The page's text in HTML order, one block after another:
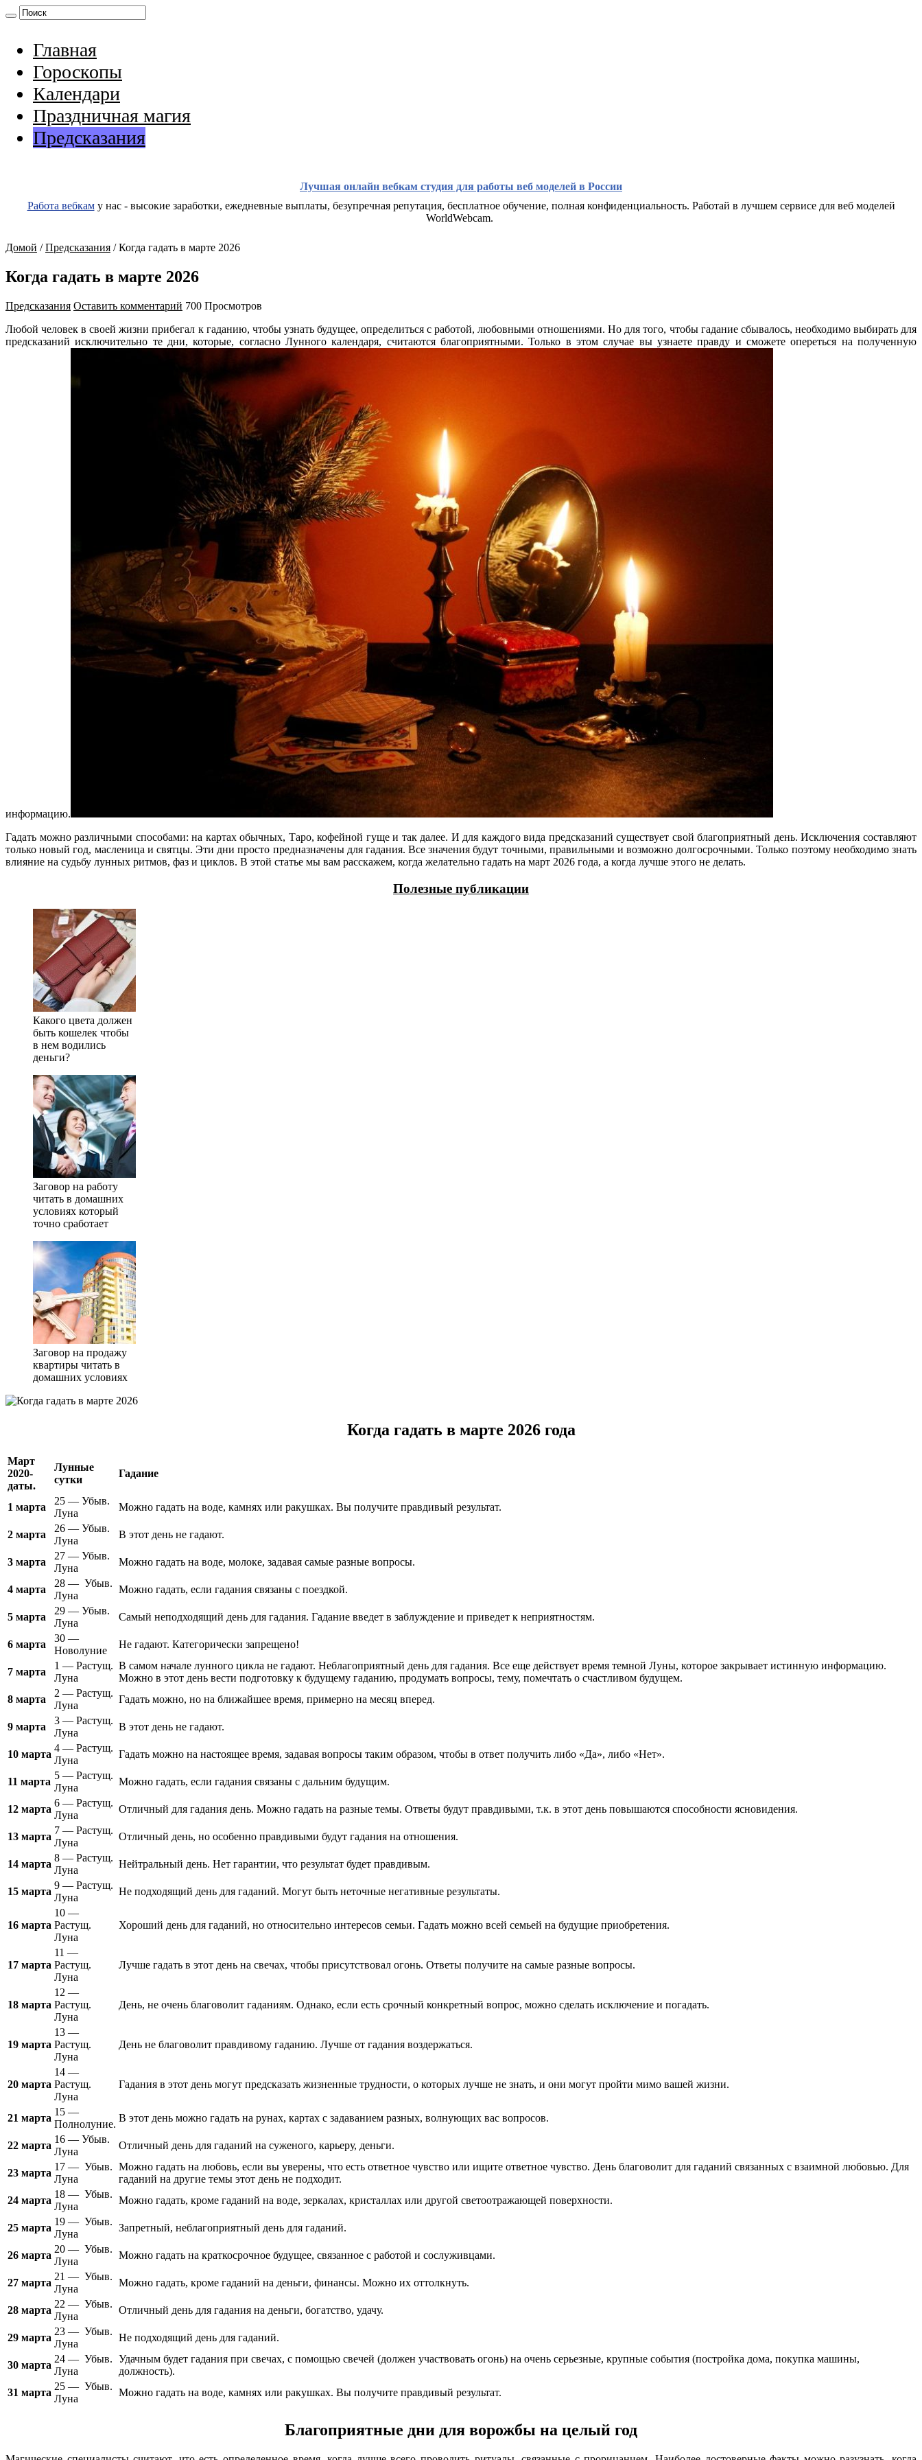
Главная
Гороскопы
Календари
Праздничная магия
Предсказания
Лучшая онлайн вебкам студия для работы веб моделей в России
Работа вебкаму нас - высокие заработки, ежедневные выплаты, безупречная репутация, бесплатное обучение, полная конфиденциальность. Работай в лучшем сервисе для веб моделей
WorldWebcam.
Домой / Предсказания / Когда гадать в марте 2026
Когда гадать в марте 2026
Предсказания Оставить комментарий 700 Просмотров
Любой человек в своей жизни прибегал к гаданию, чтобы узнать будущее, определиться с работой, любовными отношениями. Но для того, чтобы гадание сбывалось, необходимо выбирать для
предсказаний исключительно те дни, которые, согласно Лунного календаря, считаются благоприятными. Только в этом случае вы узнаете правду и сможете опереться на полученную
информацию.
Гадать можно различными способами: на картах обычных, Таро, кофейной гуще и так далее. И для каждого вида предсказаний существует свой благоприятный день. Исключения составляют
только новый год, масленица и святцы. Эти дни просто предназначены для гадания. Все значения будут точными, правильными и возможно долгосрочными. Только поэтому необходимо знать
влияние на судьбу лунных ритмов, фаз и циклов. В этой статье мы вам расскажем, когда желательно гадать на март 2026 года, а когда лучше этого не делать.
Полезные публикации
Какого цвета должен
быть кошелек чтобы
в нем водились
деньги?
Заговор на работу
читать в домашних
условиях который
точно сработает
Заговор на продажу
квартиры читать в
домашних условиях
Когда гадать в марте 2026 года
Март
2020-
даты.
Лунные
сутки
Гадание
1 марта
25 — Убыв.
Луна
Можно гадать на воде, камнях или ракушках. Вы получите правдивый результат.
2 марта
26 — Убыв.
Луна
В этот день не гадают.
3 марта
27 — Убыв.
Луна
Можно гадать на воде, молоке, задавая самые разные вопросы.
4 марта
28 — Убыв.
Луна
Можно гадать, если гадания связаны с поездкой.
5 марта
29 — Убыв.
Луна
Самый неподходящий день для гадания. Гадание введет в заблуждение и приведет к неприятностям.
6 марта
30 —
Новолуние
Не гадают. Категорически запрещено!
7 марта
1 — Растущ.
Луна
В самом начале лунного цикла не гадают. Неблагоприятный день для гадания. Все еще действует время темной Луны, которое закрывает истинную информацию.
Можно в этот день вести подготовку к будущему гаданию, продумать вопросы, тему, помечтать о счастливом будущем.
8 марта
2 — Растущ.
Луна
Гадать можно, но на ближайшее время, примерно на месяц вперед.
9 марта
3 — Растущ.
Луна
В этот день не гадают.
10 марта
4 — Растущ.
Луна
Гадать можно на настоящее время, задавая вопросы таким образом, чтобы в ответ получить либо «Да», либо «Нет».
11 марта
5 — Растущ.
Луна
Можно гадать, если гадания связаны с дальним будущим.
12 марта
6 — Растущ.
Луна
Отличный для гадания день. Можно гадать на разные темы. Ответы будут правдивыми, т.к. в этот день повышаются способности ясновидения.
13 марта
7 — Растущ.
Луна
Отличный день, но особенно правдивыми будут гадания на отношения.
14 марта
8 — Растущ.
Луна
Нейтральный день. Нет гарантии, что результат будет правдивым.
15 марта
9 — Растущ.
Луна
Не подходящий день для гаданий. Могут быть неточные негативные результаты.
16 марта
10 —
Растущ.
Луна
Хороший день для гаданий, но относительно интересов семьи. Гадать можно всей семьей на будущие приобретения.
17 марта
11 —
Растущ.
Луна
Лучше гадать в этот день на свечах, чтобы присутствовал огонь. Ответы получите на самые разные вопросы.
18 марта
12 —
Растущ.
Луна
День, не очень благоволит гаданиям. Однако, если есть срочный конкретный вопрос, можно сделать исключение и погадать.
19 марта
13 —
Растущ.
Луна
День не благоволит правдивому гаданию. Лучше от гадания воздержаться.
20 марта
14 —
Растущ.
Луна
Гадания в этот день могут предсказать жизненные трудности, о которых лучше не знать, и они могут пройти мимо вашей жизни.
21 марта
15 —
Полнолуние.
В этот день можно гадать на рунах, картах с задаванием разных, волнующих вас вопросов.
22 марта
16 — Убыв.
Луна
Отличный день для гаданий на суженого, карьеру, деньги.
23 марта
17 — Убыв.
Луна
Можно гадать на любовь, если вы уверены, что есть ответное чувство или ищите ответное чувство. День благоволит для гаданий связанных с взаимной любовью. Для
гаданий на другие темы этот день не подходит.
24 марта
18 — Убыв.
Луна
Можно гадать, кроме гаданий на воде, зеркалах, кристаллах или другой светоотражающей поверхности.
25 марта
19 — Убыв.
Луна
Запретный, неблагоприятный день для гаданий.
26 марта
20 — Убыв.
Луна
Можно гадать на краткосрочное будущее, связанное с работой и сослуживцами.
27 марта
21 — Убыв.
Луна
Можно гадать, кроме гаданий на деньги, финансы. Можно их оттолкнуть.
28 марта
22 — Убыв.
Луна
Отличный день для гадания на деньги, богатство, удачу.
29 марта
23 — Убыв.
Луна
Не подходящий день для гаданий.
30 марта
24 — Убыв.
Луна
Удачным будет гадания при свечах, с помощью свечей (должен участвовать огонь) на очень серьезные, крупные события (постройка дома, покупка машины,
должность).
31 марта
25 — Убыв.
Луна
Можно гадать на воде, камнях или ракушках. Вы получите правдивый результат.
Благоприятные дни для ворожбы на целый год